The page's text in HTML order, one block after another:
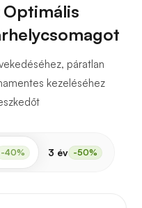
Optimális
páratlan
kezeléséhez
-40% 3 év -50%